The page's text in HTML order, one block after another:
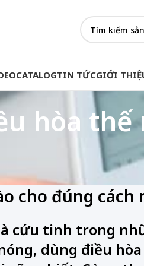
CATALOGTIN TỨCGIỚI
hòa
cho đúng cách
cứu tinh trong
dùng điều